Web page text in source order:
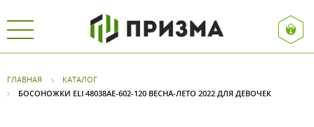
ГЛАВНАЯ
КАТАЛОГ
БОСОНОЖКИ ELI 48038AE-602-120 ВЕСНА-ЛЕТО 2022 ДЛЯ ДЕВОЧЕК